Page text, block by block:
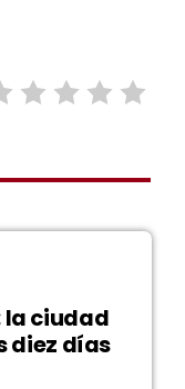
la ciudad
diez días